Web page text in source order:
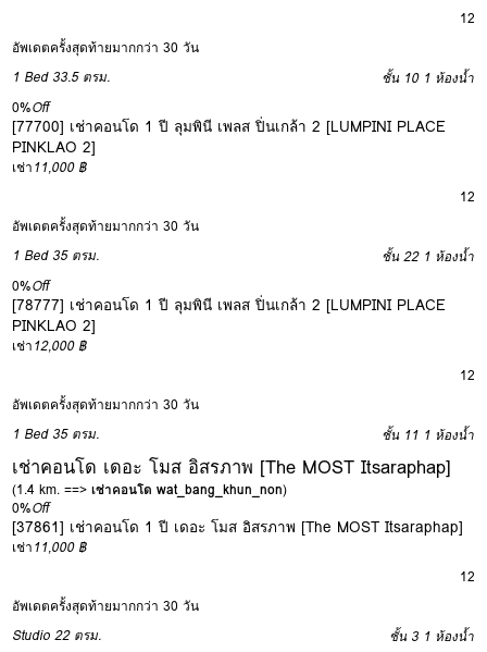
12
อัพเดตครั้งสุดท้ายมากกว่า 30 วัน
1 Bed 33.5 ตรม. ชั้น 10 1 ห้องน้ำ
0%Off
[77700] เช่าคอนโด 1 ปี ลุมพินี เพลส ปิ่นเกล้า 2 [LUMPINI PLACE
PINKLAO 2]
เช่า11,000 ฿
12
อัพเดตครั้งสุดท้ายมากกว่า 30 วัน
1 Bed 35 ตรม. ชั้น 22 1 ห้องน้ำ
0%Off
[78777] เช่าคอนโด 1 ปี ลุมพินี เพลส ปิ่นเกล้า 2 [LUMPINI PLACE
PINKLAO 2]
เช่า12,000 ฿
12
อัพเดตครั้งสุดท้ายมากกว่า 30 วัน
1 Bed 35 ตรม. ชั้น 11 1 ห้องน้ำ
เช่าคอนโด เดอะ โมส อิสรภาพ [The MOST Itsaraphap]
(1.4 km. ==>เช่าคอนโด wat_bang_khun_non)
0%Off
[37861] เช่าคอนโด 1 ปี เดอะ โมส อิสรภาพ [The MOST Itsaraphap]
เช่า11,000 ฿
12
อัพเดตครั้งสุดท้ายมากกว่า 30 วัน
Studio 22 ตรม. ชั้น 3 1 ห้องน้ำ